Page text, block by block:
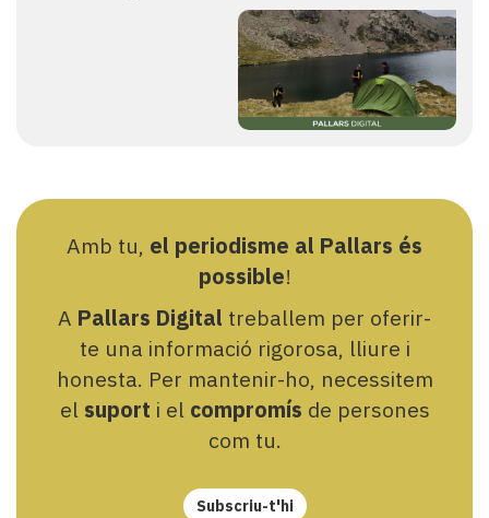
Amb tu, el periodisme al Pallars és
possible!
A Pallars Digital treballem per oferir-
te una informació rigorosa, lliure i
honesta. Per mantenir-ho, necessitem
el suport i el compromís de persones
com tu.
Subscriu-t'hi